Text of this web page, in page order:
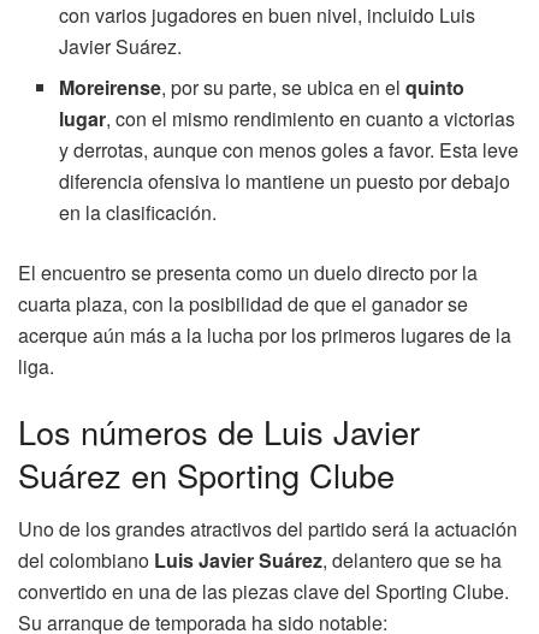
con varios jugadores en buen nivel, incluido Luis
Javier Suárez.
Moreirense, por su parte, se ubica en elquinto
lugar, con el mismo rendimiento en cuanto a victorias
y derrotas, aunque con menos goles a favor. Esta leve
diferencia ofensiva lo mantiene un puesto por debajo
en la clasificación.
El encuentro se presenta como un duelo directo por la
cuarta plaza, con la posibilidad de que el ganador se
acerque aún más a la lucha por los primeros lugares de la
liga.
Los números de Luis Javier
Suárez en Sporting Clube
Uno de los grandes atractivos del partido será la actuación
del colombiano Luis Javier Suárez, delantero que se ha
convertido en una de las piezas clave del Sporting Clube.
Su arranque de temporada ha sido notable: